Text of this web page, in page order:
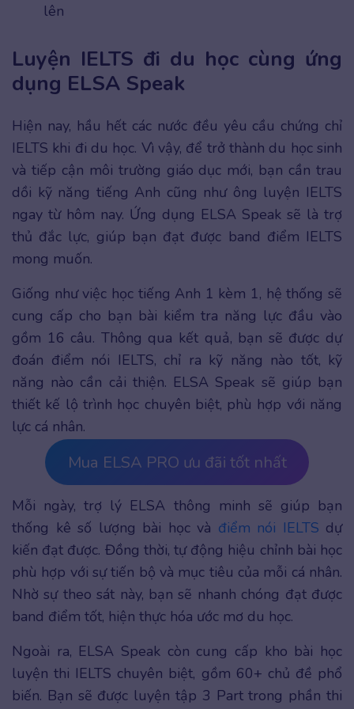
lên
Luyện IELTS đi du học cùng ứng
dụng ELSA Speak
Hiện nay, hầu hết các nước đều yêu cầu chứng chỉ
IELTS khi đi du học. Vì vậy, để trở thành du học sinh
và tiếp cận môi trường giáo dục mới, bạn cần trau
dồi kỹ năng tiếng Anh cũng như ông luyện IELTS
ngay từ hôm nay. Ứng dụng ELSA Speak sẽ là trợ
thủ đắc lực, giúp bạn đạt được band điểm IELTS
mong muốn.
Giống như việc học tiếng Anh 1 kèm 1, hệ thống sẽ
cung cấp cho bạn bài kiểm tra năng lực đầu vào
gồm 16 câu. Thông qua kết quả, bạn sẽ được dự
đoán điểm nói IELTS, chỉ ra kỹ năng nào tốt, kỹ
năng nào cần cải thiện. ELSA Speak sẽ giúp bạn
thiết kế lộ trình học chuyên biệt, phù hợp với năng
lực cá nhân.
Mua ELSA PRO ưu đãi tốt nhất
Mỗi ngày, trợ lý ELSA thông minh sẽ giúp bạn
thống kê số lượng bài học và điểm nói IELTS dự
kiến đạt được. Đồng thời, tự động hiệu chỉnh bài học
phù hợp với sự tiến bộ và mục tiêu của mỗi cá nhân.
Nhờ sự theo sát này, bạn sẽ nhanh chóng đạt được
band điểm tốt, hiện thực hóa ước mơ du học.
Ngoài ra, ELSA Speak còn cung cấp kho bài học
luyện thi IELTS chuyên biệt, gồm 60+ chủ đề phổ
biến. Bạn sẽ được luyện tập 3 Part trong phần thi